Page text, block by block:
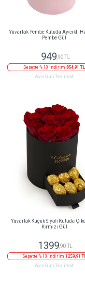
Yuvarlak Pembe Kutuda Ayıcıklı
Pembe Gül
949,90 TL
Sepette % 10 indirim 854,91 TL
Aynı Gün Teslimat
Yuvarlak Küçük Siyah Kutuda
Kırmızı Gül
1399,90 TL
Sepette % 10 indirim 1259,91
Aynı Gün Teslimat